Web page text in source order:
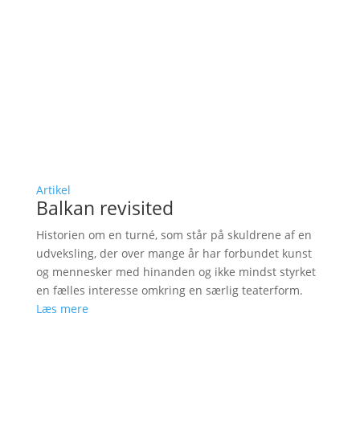
Artikel
Balkan revisited
Historien om en turné, som står på skuldrene af en
udveksling, der over mange år har forbundet kunst
og mennesker med hinanden og ikke mindst styrket
en fælles interesse omkring en særlig teaterform.
Læs mere